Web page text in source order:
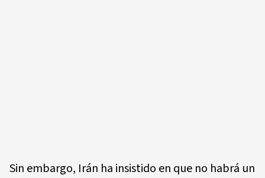
Sin embargo, Irán ha insistido en que no habrá un